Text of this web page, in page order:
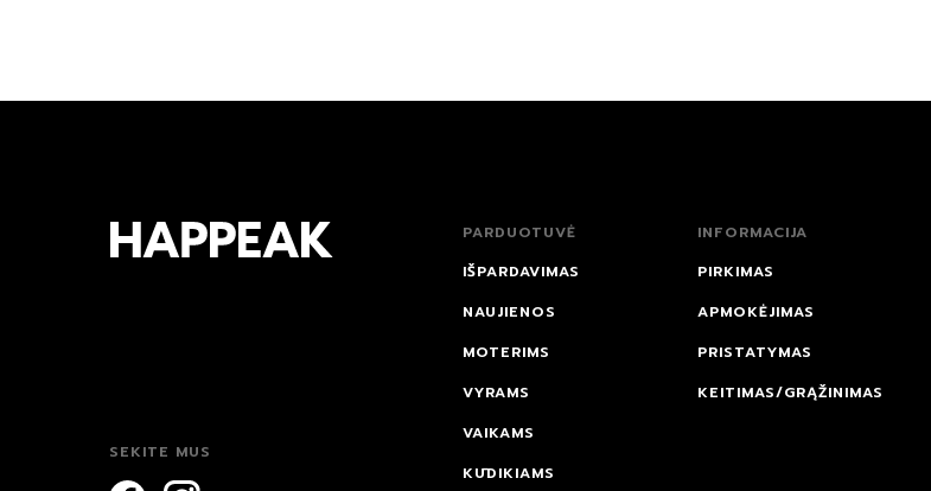
SEKITE MUS
PARDUOTUVĖ
IŠPARDAVIMAS
NAUJIENOS
MOTERIMS
VYRAMS
VAIKAMS
KŪDIKIAMS
INFORMACIJA
PIRKIMAS
APMOKĖJIMAS
PRISTATYMAS
KEITIMAS/GRĄŽINIMAS